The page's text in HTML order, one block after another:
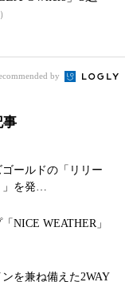
by
事
ールドの「リリー
」を発…
NICE WEATHER」
を兼ね備えた2WAY